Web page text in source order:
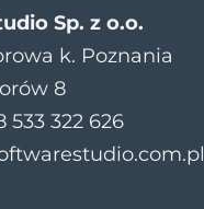
Sp. z o.o.
k. Poznania
8
533 322 626